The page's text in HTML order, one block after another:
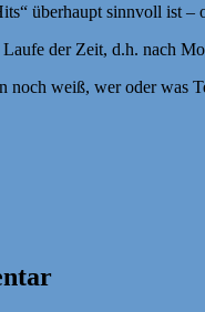
überhaupt sinnvoll ist
der Zeit, d.h. nach
noch weiß, wer oder was